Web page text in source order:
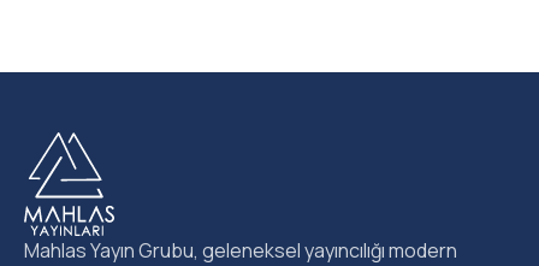
Mahlas Yayın Grubu, geleneksel yayıncılığı modern